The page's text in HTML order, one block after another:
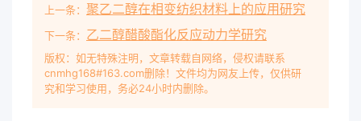
agent ) was synthesized by esterifying reaction
of diglycol with methacrylicacid. An analytical
research was performed on the influencing
factors( catalyst, solvent, inhibitor) and the
structure ofthe product. Thus, the best
上一条： 聚乙二醇在相变纺织材料上的应用研究
下一条： 乙二醇醋酸酯化反应动力学研究
版权：如无特殊注明，文章转载自网络，侵权请联系
cnmhg168#163.com删除！文件均为网友上传，仅供研
究和学习使用，务必24小时内删除。